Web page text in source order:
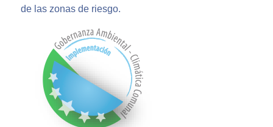
de las zonas de riesgo.